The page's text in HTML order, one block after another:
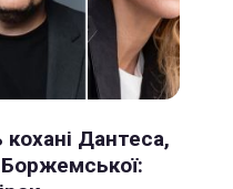
Дантеса,